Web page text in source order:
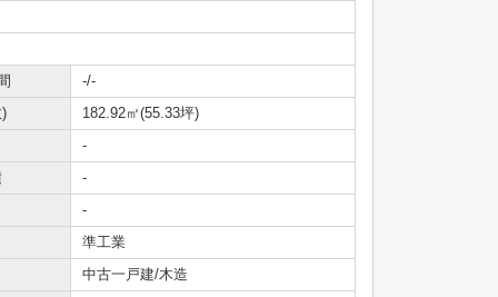
-/-
182.92㎡(55.33坪)
-
-
-
準工業
中古一戸建/木造